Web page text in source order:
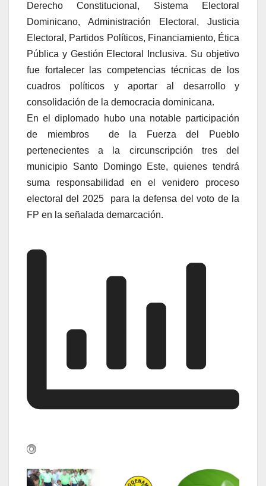
Derecho Constitucional, Sistema Electoral
Dominicano, Administración Electoral, Justicia
Electoral, Partidos Políticos, Financiamiento, Ética
Pública y Gestión Electoral Inclusiva. Su objetivo
fue fortalecer las competencias técnicas de los
cuadros políticos y aportar al desarrollo y
consolidación de la democracia dominicana.
En el diplomado hubo una notable participación
de miembros de la Fuerza del Pueblo
pertenecientes a la circunscripción tres del
municipio Santo Domingo Este, quienes tendrá
suma responsabilidad en el venidero proceso
electoral del 2025 para la defensa del voto de la
FP en la señalada demarcación.